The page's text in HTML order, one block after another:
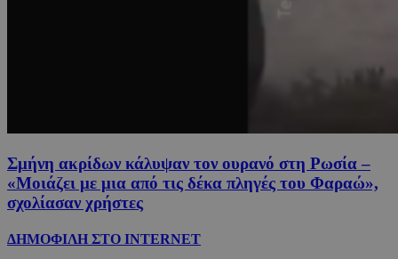
Σμήνη ακρίδων κάλυψαν τον ουρανό στη Ρωσία –
«Μοιάζει με μια από τις δέκα πληγές του Φαραώ»,
σχολίασαν χρήστες
ΔΗΜΟΦΙΛΗ ΣΤΟ INTERNET